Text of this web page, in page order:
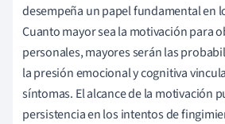
desempeña un papel fundamental en
Cuanto mayor sea la motivación para
personales, mayores serán las
la presión emocional y cognitiva
síntomas. El alcance de la motivación
persistencia en los intentos de